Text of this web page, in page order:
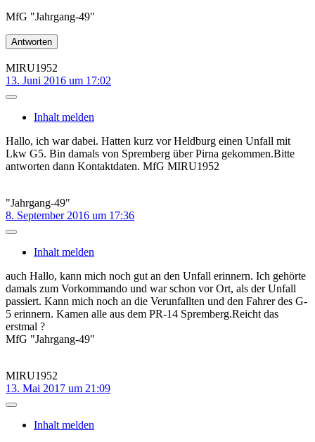
MfG "Jahrgang-49"
Antworten
MIRU1952
13. Juni 2016 um 17:02
Inhalt melden
Hallo, ich war dabei. Hatten kurz vor Heldburg einen Unfall mit
Lkw G5. Bin damals von Spremberg über Pirna gekommen.Bitte
antworten dann Kontaktdaten. MfG MIRU1952
"Jahrgang-49"
8. September 2016 um 17:36
Inhalt melden
auch Hallo, kann mich noch gut an den Unfall erinnern. Ich gehörte
damals zum Vorkommando und war schon vor Ort, als der Unfall
passiert. Kann mich noch an die Verunfallten und den Fahrer des G-
5 erinnern. Kamen alle aus dem PR-14 Spremberg.Reicht das
erstmal ?
MfG "Jahrgang-49"
MIRU1952
13. Mai 2017 um 21:09
Inhalt melden